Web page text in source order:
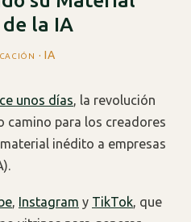
la IA
· IA
unos días, la revolución
camino para los creadores
inédito a empresas
, Instagram y TikTok, que